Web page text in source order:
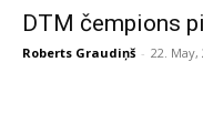
DTM čempions
Roberts Graudiņš - 22. May,